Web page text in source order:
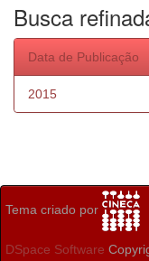
Busca
Data de Publicação
2015
Tema criado por
DSpace Software